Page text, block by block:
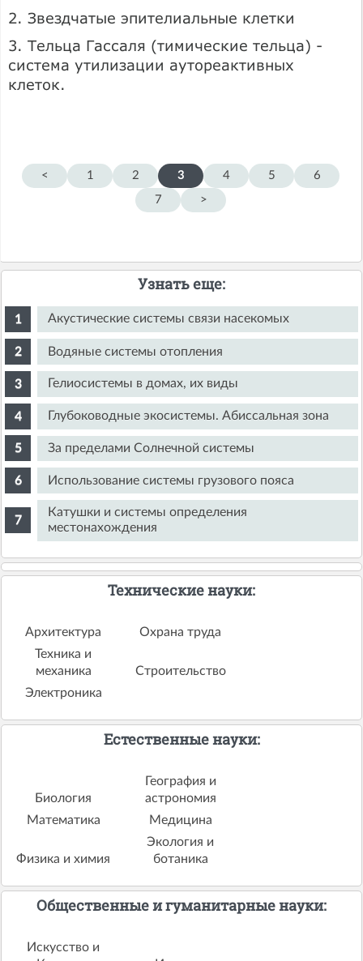
2. Звездчатые эпителиальные клетки
3. Тельца Гассаля (тимические тельца) -
система утилизации аутореактивных
клеток.
< 1 2 3 4 5
6
7
>
Узнать еще:
Акустические системы связи насекомых
Водяные системы отопления
Гелиосистемы в домах, их виды
Глубоководные экосистемы. Абиссальная зона
За пределами Солнечной системы
Использование системы грузового пояса
Катушки и системы определения
местонахождения
Технические науки:
Архитектура
Охрана труда
Техника и
механика
Строительство
Электроника
Естественные науки:
Биология
География и
астрономия
Математика
Медицина
Физика и химия
Экология и
ботаника
Общественные и гуманитарные науки:
Искусство и